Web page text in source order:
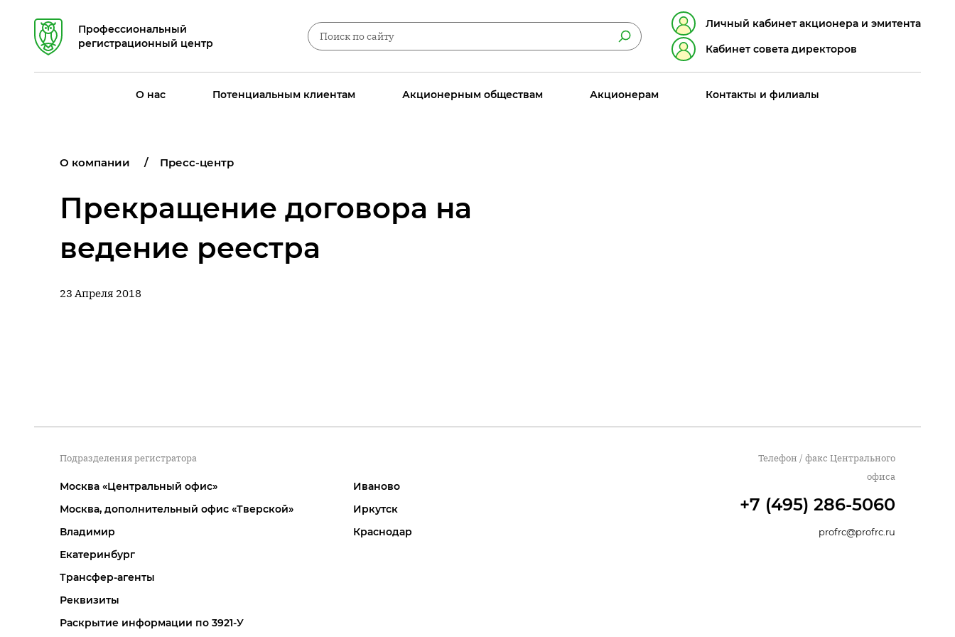
Профессиональный
регистрационный центр
Личный кабинет акционера и эмитента
Кабинет совета директоров
О нас Потенциальным клиентам Акционерным обществам Акционерам Контакты и филиалы
О компании Пресс-центр
Прекращение договора на
ведение реестра
23 Апреля 2018
Подразделения регистратора
Москва «Центральный офис»
Москва, дополнительный офис «Тверской»
Владимир
Екатеринбург
Иваново
Иркутск
Краснодар
Трансфер-агенты
Реквизиты
Раскрытие информации по 3921-У
Телефон / факс Центрального
офиса
+7 (495) 286-5060
profrc@profrc.ru